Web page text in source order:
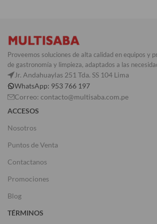
Proveemos soluciones de alta calidad en equipos y
de gastronomía y limpieza, adaptados a las
Jr. Andahuaylas 251 Tda. SS 104 Lima
WhatsApp: 953 766 197
Correo: contacto@multisaba.com.pe
ACCESOS
Nosotros
Puntos de Venta
Contactanos
Promociones
Blog
TÉRMINOS